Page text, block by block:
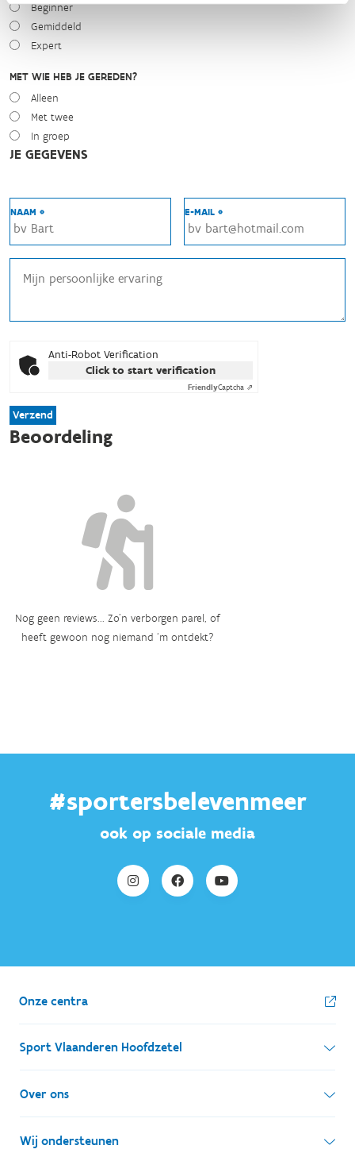
Beginner
Gemiddeld
Expert
MET WIE HEB JE GEREDEN?
Alleen
Met twee
In groep
JE GEGEVENS
NAAM * E-MAIL *
Anti-Robot Verification
Click to start verification
FriendlyCaptcha ⇗
Verzend
Beoordeling
Nog geen reviews... Zo’n verborgen parel, of
heeft gewoon nog niemand ‘m ontdekt?
#sportersbelevenmeer
ook op sociale media
Onze centra
Sport Vlaanderen Hoofdzetel
Simon Bolivarlaan 17
1000 Brussel
Ondernemingsnummer: BE 0248.142.826
Over ons
Wie zijn we, wat doen we
Wij ondersteunen